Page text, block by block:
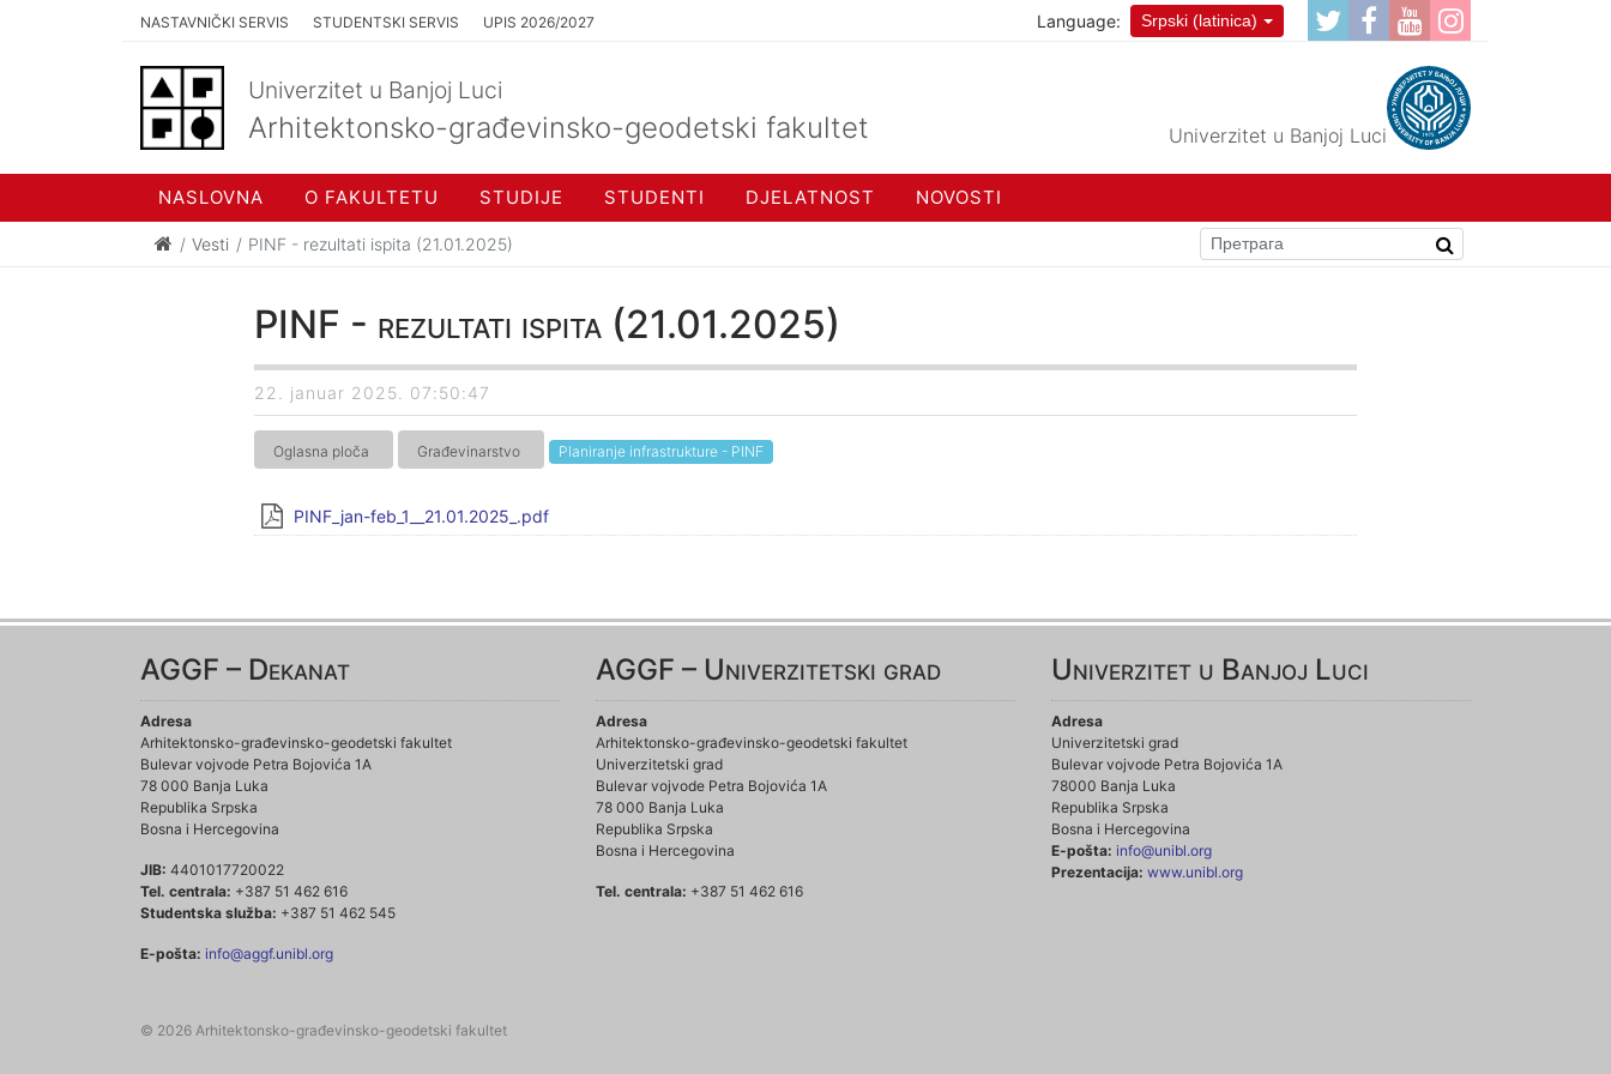
NASTAVNIČKI SERVIS STUDENTSKI SERVIS UPIS 2026/2027 Language: Srpski (latinica)
Univerzitet u Banjoj Luci
Arhitektonsko-građevinsko-geodetski fakultet Univerzitet u Banjoj Luci
NASLOVNA O FAKULTETU STUDIJE STUDENTI DJELATNOST NOVOSTI
Vesti PINF - rezultati ispita (21.01.2025)
PINF - rezultati ispita (21.01.2025)
22. januar 2025. 07:50:47
Oglasna ploča Građevinarstvo Planiranje infrastrukture - PINF
PINF_jan-feb_1__21.01.2025_.pdf
AGGF – Dekanat
Adresa
Arhitektonsko-građevinsko-geodetski fakultet
Bulevar vojvode Petra Bojovića 1A
78 000 Banja Luka
Republika Srpska
Bosna i Hercegovina
JIB: 4401017720022
Tel. centrala: +387 51 462 616
Studentska služba: +387 51 462 545
E-pošta: info@aggf.unibl.org
AGGF – Univerzitetski grad
Adresa
Arhitektonsko-građevinsko-geodetski fakultet
Univerzitetski grad
Bulevar vojvode Petra Bojovića 1A
78 000 Banja Luka
Republika Srpska
Bosna i Hercegovina
Tel. centrala: +387 51 462 616
Univerzitet u Banjoj Luci
Adresa
Univerzitetski grad
Bulevar vojvode Petra Bojovića 1A
78000 Banja Luka
Republika Srpska
Bosna i Hercegovina
E-pošta: info@unibl.org
Prezentacija: www.unibl.org
© 2026 Arhitektonsko-građevinsko-geodetski fakultet